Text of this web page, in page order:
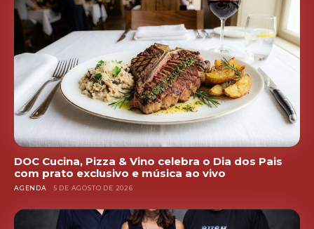
DOC Cucina, Pizza & Vino celebra o Dia dos Pais
com prato exclusivo e música ao vivo
AGENDA 5 DE AGOSTO DE 2026